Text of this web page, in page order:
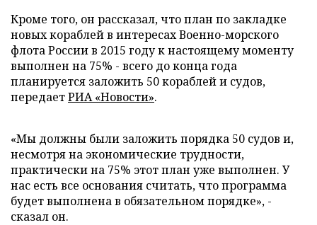
Кроме того, он рассказал, что план по закладке
новых кораблей в интересах Военно-морского
флота России в 2015 году к настоящему моменту
выполнен на 75% - всего до конца года
планируется заложить 50 кораблей и судов,
передаетРИА «Новости».
«Мы должны были заложить порядка 50 судов и,
несмотря на экономические трудности,
практически на 75% этот план уже выполнен. У
нас есть все основания считать, что программа
будет выполнена в обязательном порядке», -
сказал он.